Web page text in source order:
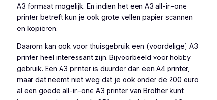
A3 formaat mogelijk. En indien het een A3 all-in-one
printer betreft kun je ook grote vellen papier scannen
en kopiëren.
Daarom kan ook voor thuisgebruik een (voordelige) A3
printer heel interessant zijn. Bijvoorbeeld voor hobby
gebruik. Een A3 printer is duurder dan een A4 printer,
maar dat neemt niet weg dat je ook onder de 200 euro
al een goede all-in-one A3 printer van Brother kunt